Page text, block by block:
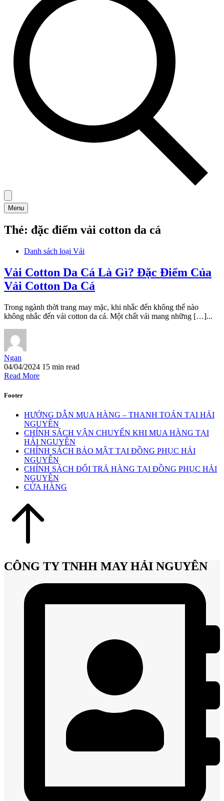
Menu
Thẻ: đặc điểm vải cotton da cá
Danh sách loại Vải
Vải Cotton Da Cá Là Gì? Đặc Điểm Của
Vải Cotton Da Cá
Trong ngành thời trang may mặc, khi nhắc đến không thể nào
không nhắc đến vải cotton da cá. Một chất vải mang những […]...
Ngan
04/04/2024 15 min read
Read More
Footer
HƯỚNG DẪN MUA HÀNG – THANH TOÁN TẠI HẢI
NGUYÊN
CHÍNH SÁCH VẬN CHUYỂN KHI MUA HÀNG TẠI
HẢI NGUYÊN
CHÍNH SÁCH BẢO MẬT TẠI ĐỒNG PHỤC HẢI
NGUYÊN
CHÍNH SÁCH ĐỔI TRẢ HÀNG TẠI ĐỒNG PHỤC HẢI
NGUYÊN
CỬA HÀNG
CÔNG TY TNHH MAY HẢI NGUYÊN